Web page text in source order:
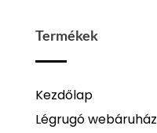
Termékek
Kezdőlap
Légrugó webáruház